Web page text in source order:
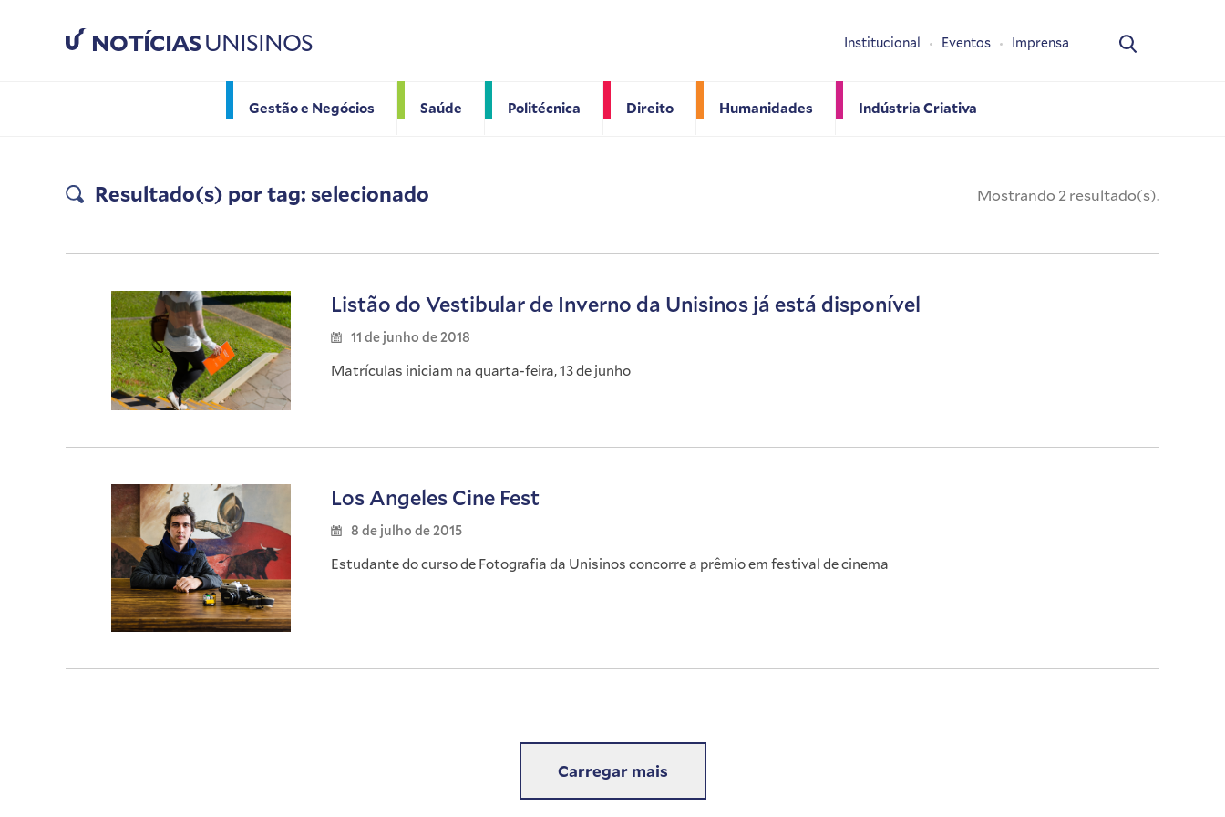
NOTÍCIASUNISINOS
Gestão e Negócios Saúde Politécnica Direito Humanidades Indústria Criativa
Institucional Eventos Imprensa
Resultado(s) por tag: selecionado Mostrando 2 resultado(s).
Listão do Vestibular de Inverno da Unisinos já está disponível
11 de junho de 2018
Matrículas iniciam na quarta-feira, 13 de junho
Los Angeles Cine Fest
8 de julho de 2015
Estudante do curso de Fotografia da Unisinos concorre a prêmio em festival de cinema
Carregar mais